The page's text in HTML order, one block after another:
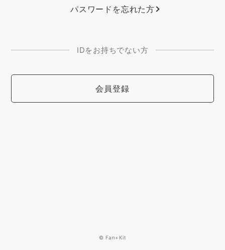
パスワードを忘れた方
IDをお持ちでない方
会員登録
© Fan+Kit